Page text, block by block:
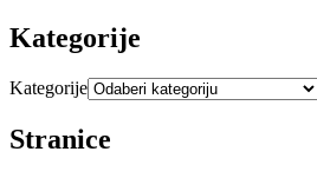
Kategorije
Kategorije
Stranice